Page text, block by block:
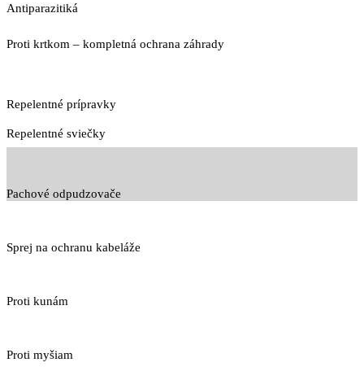
Antiparazitiká
Proti krtkom – kompletná ochrana záhrady
Repelentné prípravky
Repelentné sviečky
Pachové odpudzovače
Sprej na ochranu kabeláže
Proti kunám
Proti myšiam